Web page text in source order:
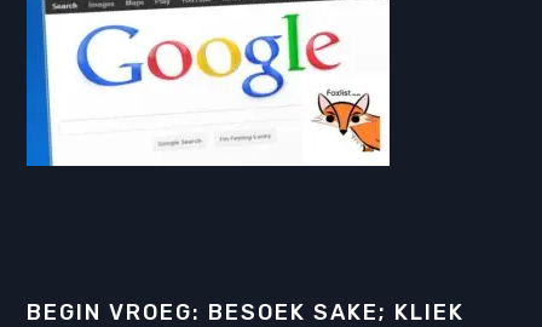
BEGIN VROEG: BESOEK SAKE; KLIEK